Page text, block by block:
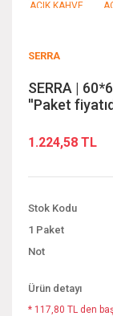
SERRA
SERRA |
''Paket
1.224,58 TL
Stok Kodu
1 Paket
Not
Ürün detayı
* 117,80 TL den